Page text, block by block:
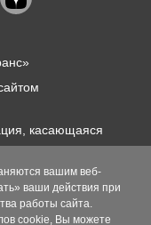
касающаяся
носит
публичной
437 (2) ГК РФ. Для
обращаться в
вашим веб-
ваши действия при
работы сайта.
cookie, Вы можете